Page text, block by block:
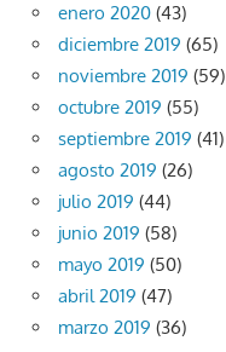
enero 2020 (43)
diciembre 2019 (65)
noviembre 2019 (59)
octubre 2019 (55)
septiembre 2019 (41)
agosto 2019 (26)
julio 2019 (44)
junio 2019 (58)
mayo 2019 (50)
abril 2019 (47)
marzo 2019 (36)